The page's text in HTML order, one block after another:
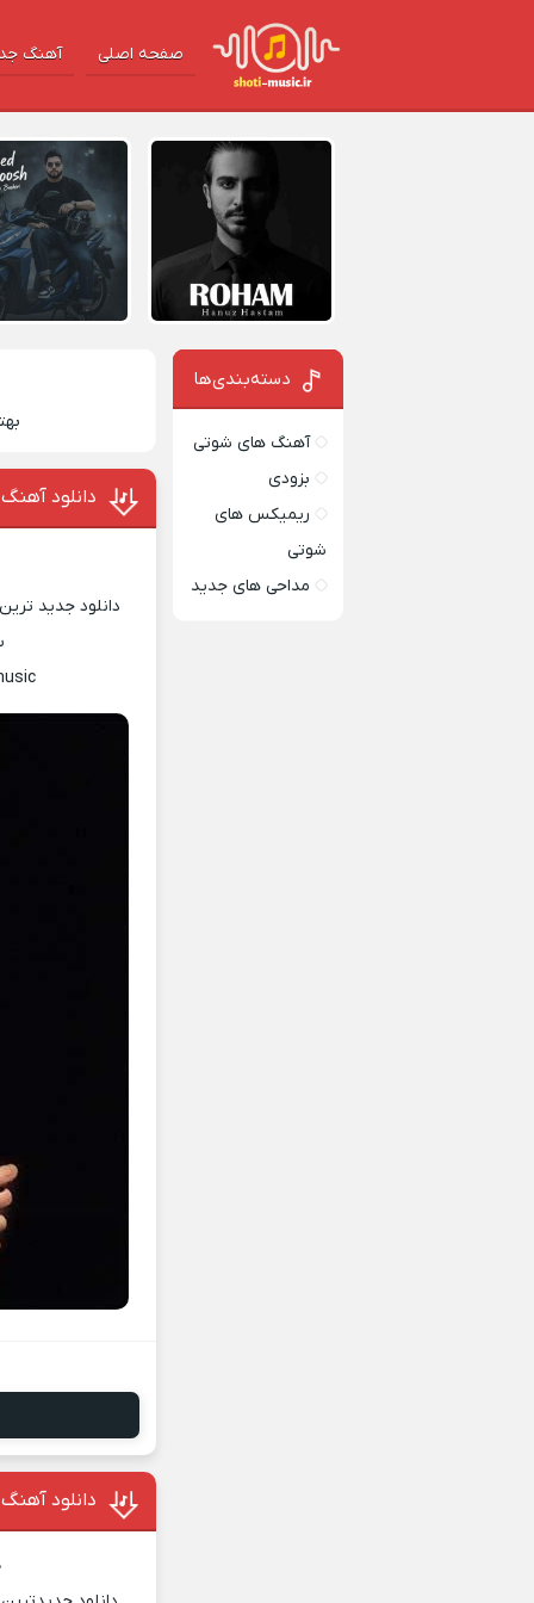
صفحه اصلی آهنگ‌
دانلود
دانلود جدید
دانلود
دسته‌بندی‌ها
آهنگ های شوتی
بزودی
ریمیکس های
شوتی
مداحی های جدید